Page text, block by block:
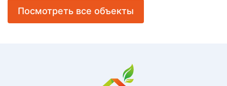
Посмотреть все объекты